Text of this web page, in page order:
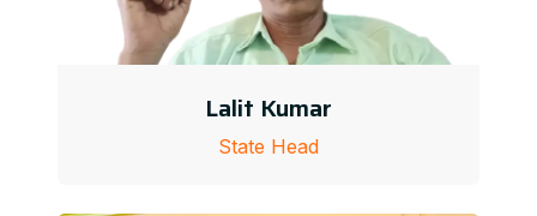
Lalit Kumar
State Head